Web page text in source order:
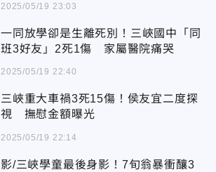
2025/05/19 23:03
一同放學卻是生離死別！三峽國中「同
班3好友」2死1傷 家屬醫院痛哭
2025/05/19 22:40
三峽重大車禍3死15傷！侯友宜二度探
視 撫慰金額曝光
2025/05/19 22:14
影/三峽學童最後身影！7旬翁暴衝釀3